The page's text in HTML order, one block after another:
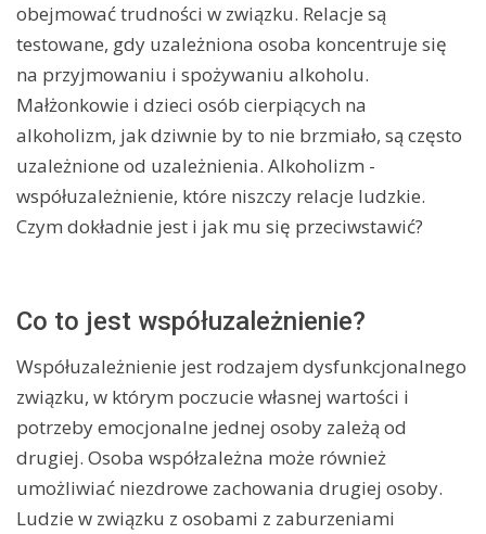
obejmować trudności w związku. Relacje są
testowane, gdy uzależniona osoba koncentruje się
na przyjmowaniu i spożywaniu alkoholu.
Małżonkowie i dzieci osób cierpiących na
alkoholizm, jak dziwnie by to nie brzmiało, są często
uzależnione od uzależnienia. Alkoholizm -
współuzależnienie, które niszczy relacje ludzkie.
Czym dokładnie jest i jak mu się przeciwstawić?
Co to jest współuzależnienie?
Współuzależnienie jest rodzajem dysfunkcjonalnego
związku, w którym poczucie własnej wartości i
potrzeby emocjonalne jednej osoby zależą od
drugiej. Osoba współzależna może również
umożliwiać niezdrowe zachowania drugiej osoby.
Ludzie w związku z osobami z zaburzeniami